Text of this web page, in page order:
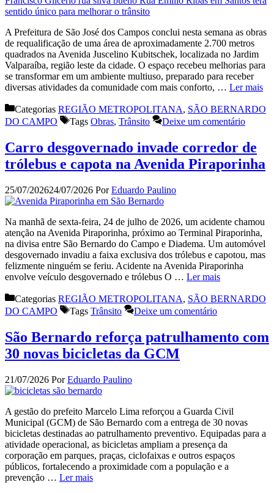
A Prefeitura de São José dos Campos conclui nesta semana as obras
de requalificação de uma área de aproximadamente 2.700 metros
quadrados na Avenida Juscelino Kubitschek, localizada no Jardim
Valparaíba, região leste da cidade. O espaço recebeu melhorias para
se transformar em um ambiente multiuso, preparado para receber
diversas atividades da comunidade com mais conforto, … Ler mais
Categorias REGIÃO METROPOLITANA, SÃO BERNARDO
DO CAMPO
Tags Obras, Trânsito Deixe um comentário
Carro desgovernado invade corredor de
trólebus e capota na Avenida Piraporinha
25/07/202624/07/2026 PorEduardo Paulino
Na manhã de sexta-feira, 24 de julho de 2026, um acidente chamou
atenção na Avenida Piraporinha, próximo ao Terminal Piraporinha,
na divisa entre São Bernardo do Campo e Diadema. Um automóvel
desgovernado invadiu a faixa exclusiva dos trólebus e capotou, mas
felizmente ninguém se feriu. Acidente na Avenida Piraporinha
envolve veículo desgovernado e trólebus O … Ler mais
Categorias REGIÃO METROPOLITANA, SÃO BERNARDO
DO CAMPO
Tags Trânsito Deixe um comentário
São Bernardo reforça patrulhamento com
30 novas bicicletas da GCM
21/07/2026 PorEduardo Paulino
A gestão do prefeito Marcelo Lima reforçou a Guarda Civil
Municipal (GCM) de São Bernardo com a entrega de 30 novas
bicicletas destinadas ao patrulhamento preventivo. Equipadas para a
atividade operacional, as bicicletas ampliam a presença da
corporação em parques, praças, ciclofaixas e outros espaços
públicos, fortalecendo a proximidade com a população e a
prevenção … Ler mais